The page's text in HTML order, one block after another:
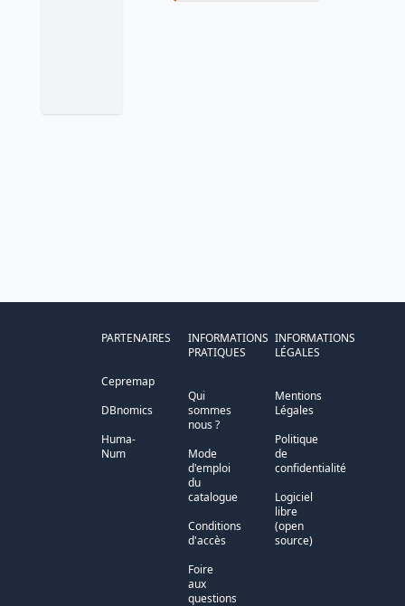
PARTENAIRES
Cepremap
DBnomics
Huma-
Num
INFORMATIONS
PRATIQUES
Qui
sommes
nous ?
Mode
d'emploi
du
catalogue
Conditions
d'accès
Foire
aux
questions
INFORMATIONS
LÉGALES
Mentions
Légales
Politique
de
confidentialité
Logiciel
libre
(open
source)